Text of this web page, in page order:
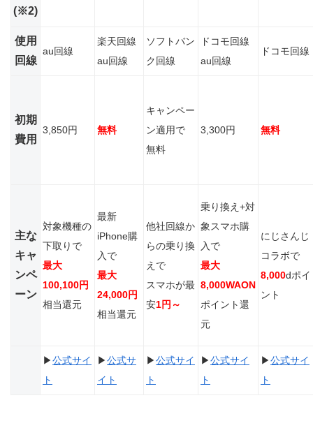
(※2)
使用
回線
au回線
楽天回線
au回線
ソフトバン
ク回線
ドコモ回線
au回線
ドコモ回線
初期
費用
3,850円 無料
キャンペー
ン適用で
無料
3,300円 無料
主な
キャ
ンペ
ーン
対象機種の
下取りで
最大
100,100円
相当還元
最新
iPhone購
入で
最大
24,000円
相当還元
他社回線か
らの乗り換
えで
スマホが最
安1円～
乗り換え+対
象スマホ購
入で
最大
8,000WAON
ポイント還
元
にじさんじ
コラボで
8,000dポイ
ント
▶公式サイ
ト
▶公式サ
イト
▶公式サイ
ト
▶公式サイ
ト
▶公式サイ
ト